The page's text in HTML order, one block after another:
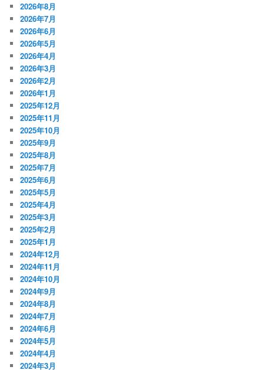
2026年8月
2026年7月
2026年6月
2026年5月
2026年4月
2026年3月
2026年2月
2026年1月
2025年12月
2025年11月
2025年10月
2025年9月
2025年8月
2025年7月
2025年6月
2025年5月
2025年4月
2025年3月
2025年2月
2025年1月
2024年12月
2024年11月
2024年10月
2024年9月
2024年8月
2024年7月
2024年6月
2024年5月
2024年4月
2024年3月